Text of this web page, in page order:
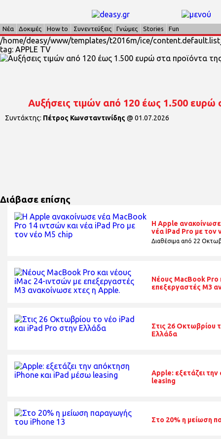
Νέα Δοκιμές How to Συνεντεύξεις Γνώμες Stories Fun
/home/deasy/www/templates/t2016m/ice/
tag: APPLE TV
Αυξήσεις τιμών από 120 έως 1.500 ευρώ
Συντάκτης: Πέτρος Κωνσταντινίδης @ 01.07.2026
Διάβασε επίσης
Η Apple
νέα iPad Pro με τον
Διαθέσιμα από 22
Νέους MacBook Pro
επεξεργαστές Μ3
Στις 26 Οκτωβρίου
Ελλάδα
Apple: εξετάζει
leasing
Στο 20% η μείωση